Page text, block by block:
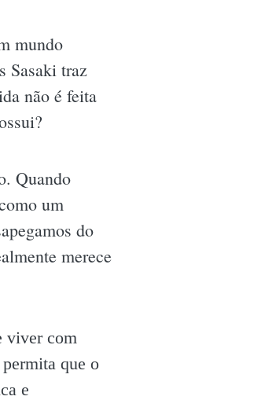
mundo
Sasaki traz
não é feita
Quando
um
do
merece
viver com
que o
e